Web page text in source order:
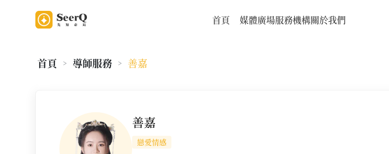
首頁 > 導師服務 > 善嘉
首頁 媒體廣場服務機構關於我們
老師資料 善嘉
戀愛情感